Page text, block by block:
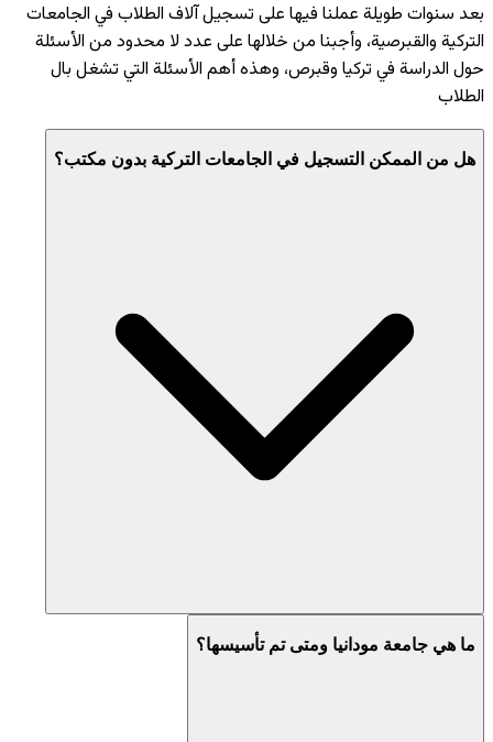
بعد سنوات طويلة عملنا فيها على تسجيل آلاف الطلاب في الجامعات
التركية والقبرصية، وأجبنا من خلالها على عدد لا محدود من الأسئلة
حول الدراسة في تركيا وقبرص، وهذه أهم الأسئلة التي تشغل بال
الطلاب
هل من الممكن التسجيل في الجامعات التركية بدون مكتب؟
ما هي جامعة مودانيا ومتى تم تأسيسها؟